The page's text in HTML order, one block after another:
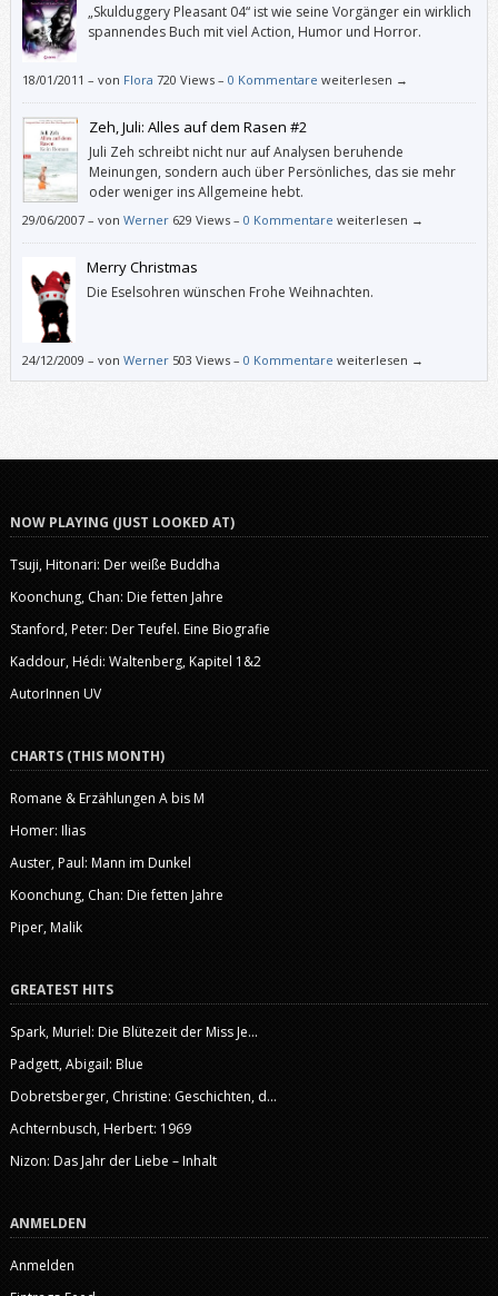
„Skulduggery Pleasant 04“ ist wie seine Vorgänger ein wirklich
spannendes Buch mit viel Action, Humor und Horror.
18/01/2011 – von Flora 720 Views – 0 Kommentare weiterlesen →
Zeh, Juli: Alles auf dem Rasen #2
Juli Zeh schreibt nicht nur auf Analysen beruhende
Meinungen, sondern auch über Persönliches, das sie mehr
oder weniger ins Allgemeine hebt.
29/06/2007– von Werner 629 Views – 0 Kommentare weiterlesen →
Merry Christmas
Die Eselsohren wünschen Frohe Weihnachten.
24/12/2009 – von Werner 503 Views – 0 Kommentare weiterlesen →
NOW PLAYING (JUST LOOKED AT)
Tsuji, Hitonari: Der weiße Buddha
Koonchung, Chan: Die fetten Jahre
Stanford, Peter: Der Teufel. Eine Biografie
Kaddour, Hédi: Waltenberg, Kapitel 1&2
AutorInnen UV
CHARTS (THIS MONTH)
Romane & Erzählungen A bis M
Homer: Ilias
Auster, Paul: Mann im Dunkel
Koonchung, Chan: Die fetten Jahre
Piper, Malik
GREATEST HITS
Spark, Muriel: Die Blütezeit der Miss Je...
Padgett, Abigail: Blue
Dobretsberger, Christine: Geschichten, d...
Achternbusch, Herbert: 1969
Nizon: Das Jahr der Liebe – Inhalt
ANMELDEN
Anmelden